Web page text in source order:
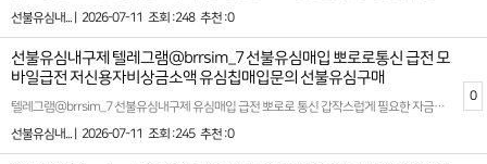
선불유심내... |
2026-07-11 조회 :248 추천 :0
선불유심내구제 텔레그램@brrsim_7 선불유심매입 뽀로로통신 급전 모
바일급전 저신용자비상금소액 유심칩매입문의 선불유심구매
텔레그램@brrsim_7 선불유심내구제 유심매입 급전 뽀로로 통신 갑작스럽게 필요한 자금이 생겼을때 무심사 바로 소액 급전을 지원하며 뽀로로 통신을 선불유심구매,선불유심매입 통해서 신뢰할수 있는 대출 환경을 제시합니다 급전이 필요한 순간 믿을 만한 대출 업체를 찾는것이 중요합니다 이런점에서 뽀로로 통신은 빠르고 간단한 절차로 지급 가능한 서비스로 안정적이고 신속한 금융 솔루션을 제공합니다 금융 문제로 고민을 느끼는 가운데 뽀로로 통신은 고객의 입장에서 최적화된 대출 방안을 마련하며 특히 소액 대출을 원하는 이들에게 실질적인 도움의 됩니다 선불유심 서비스를 통해 신용에 큰 영향을 미치지 않으면서 필요한 금액을 받는것이 가능합니다 선불유심 급전이 필요한 분들에게 적절한 상황 계획으로 이용자들이 부담을 최소화합니다 제공되는 서비스는 하루안에 소액의 급전을 확보할수 있는 시스템으로 설계되어 예상치 못한 지출이나 긴급 항솽에서도 유용하게 활용가능합니다 많은 분들이 급전에 대해 고민하며 정보를 찾아보는 만큼 추천할만한 바로 소액 급전 빌리는곳의 기준은 여러가지가 있습니다 안전성과 신뢰도를 기본으로 하고 심사가 간편하면서도 높은 승인율을 자랑하는 서비스를 찾는것이 핵심입니다 뽀로로 통신은 이러한 기준을 충족시키며 고객 맞춤형 금융 솔루션을 제공합니다 고객님의 상황에 맞는 최적의 상품을 안내해드립니다! 확실한 파트너와 함께하세요 시간 낭비와 신용 하락을 막는 가장 좋은 방법은 처음부터 제대로 된 전문가를 만나는 것입니다 홈페이지: https://brrsim77.isweb.co.kr 홈페이지: https://litt.ly/brrsim7
선불유심내... |
2026-07-11 조회 :245 추천 :0
0